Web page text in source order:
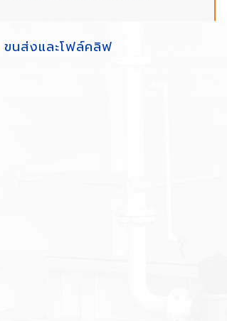
ขนส่งและโฟล์คลิฟ